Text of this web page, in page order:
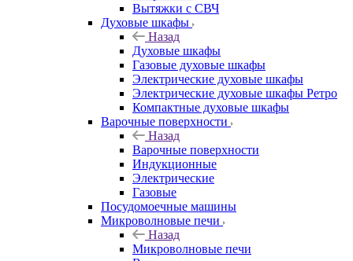
Вытяжки с СВЧ
Духовые шкафы
Назад
Духовые шкафы
Газовые духовые шкафы
Электрические духовые шкафы
Электрические духовые шкафы Ретро
Компактные духовые шкафы
Варочные поверхности
Назад
Варочные поверхности
Индукционные
Электрические
Газовые
Посудомоечные машины
Микроволновые печи
Назад
Микроволновые печи